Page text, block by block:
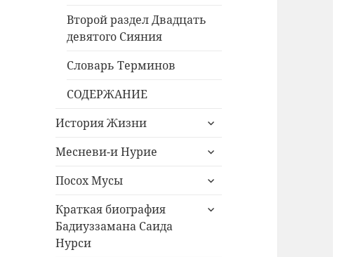
Второй раздел Двадцать
девятого Сияния
Словарь Терминов
СОДЕРЖАНИЕ
История Жизни
раскрыть
меню
Месневи-и Нурие
раскрыть
меню
Посох Мусы
раскрыть
меню
Краткая биография
Бадиуззамана Саида
Нурси
раскрыть